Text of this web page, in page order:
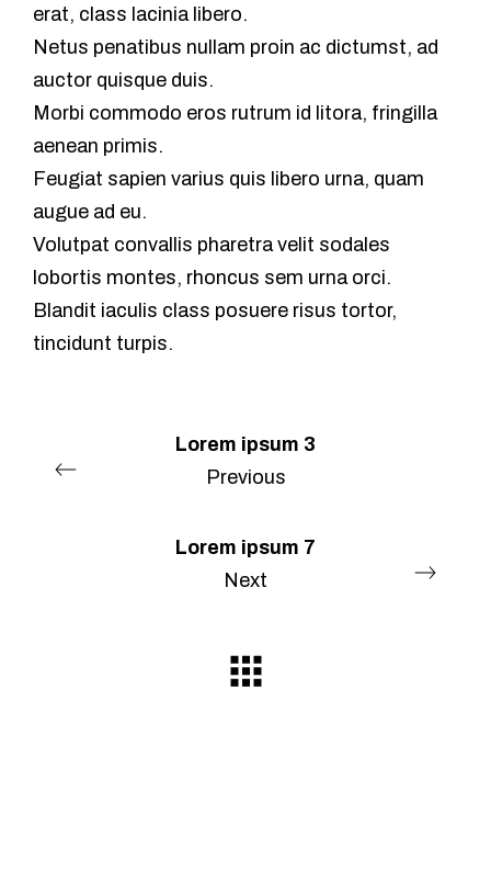
erat, class lacinia libero.
Netus penatibus nullam proin ac dictumst, ad
auctor quisque duis.
Morbi commodo eros rutrum id litora, fringilla
aenean primis.
Feugiat sapien varius quis libero urna, quam
augue ad eu.
Volutpat convallis pharetra velit sodales
lobortis montes, rhoncus sem urna orci.
Blandit iaculis class posuere risus tortor,
tincidunt turpis.
Lorem ipsum 3
Previous
Lorem ipsum 7
Next